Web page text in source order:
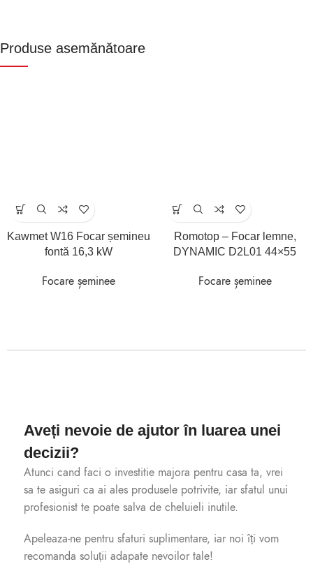
Produse asemănătoare
Kawmet W16 Focar șemineu
fontă 16,3 kW
Focare șeminee
Romotop – Focar lemne,
DYNAMIC D2L01 44×55
Focare șeminee
Aveți nevoie de ajutor în luarea unei
decizii?
Atunci cand faci o investitie majora pentru casa ta, vrei
sa te asiguri ca ai ales produsele potrivite, iar sfatul unui
profesionist te poate salva de cheluieli inutile.
Apeleaza-ne pentru sfaturi suplimentare, iar noi îți vom
recomanda soluții adapate nevoilor tale!